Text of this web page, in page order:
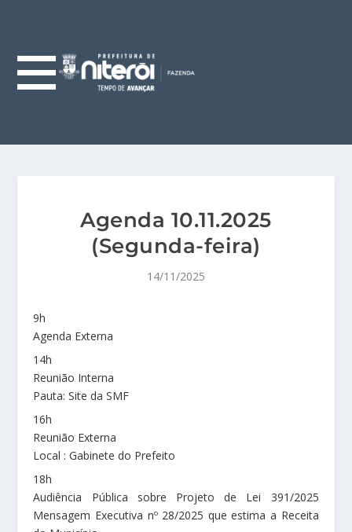
Agenda 10.11.2025
(Segunda-feira)
14/11/2025
9h
Agenda Externa
14h
Reunião Interna
Pauta: Site da SMF
16h
Reunião Externa
Local : Gabinete do Prefeito
18h
Audiência Pública sobre Projeto de Lei 391/2025
Mensagem Executiva nº 28/2025 que estima a Receita